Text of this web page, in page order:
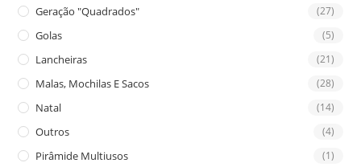
Geração "Quadrados" (27)
Golas (5)
Lancheiras (21)
Malas, Mochilas E Sacos (28)
Natal (14)
Outros (4)
Pirâmide Multiusos (1)